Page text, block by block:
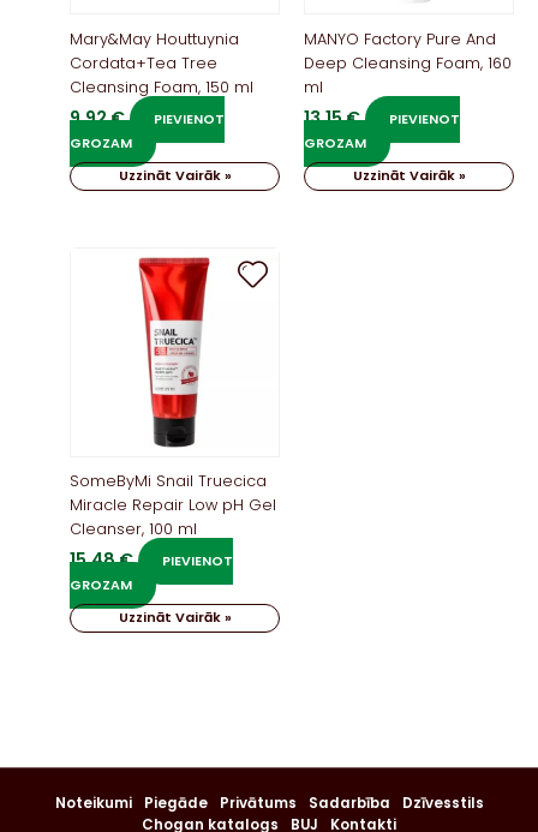
Mary&May Houttuynia
Cordata+Tea Tree
Cleansing Foam, 150 ml
9,92€
PIEVIENOT
GROZAM
Uzzināt Vairāk »
MANYO Factory Pure And
Deep Cleansing Foam, 160
ml
13,15€
PIEVIENOT
GROZAM
Uzzināt Vairāk »
SomeByMi Snail Truecica
Miracle Repair Low pH Gel
Cleanser, 100 ml
15,48€
PIEVIENOT
GROZAM
Uzzināt Vairāk »
Noteikumi Piegāde Privātums Sadarbība
Dzīvesstils
Chogan katalogs
BUJ Kontakti